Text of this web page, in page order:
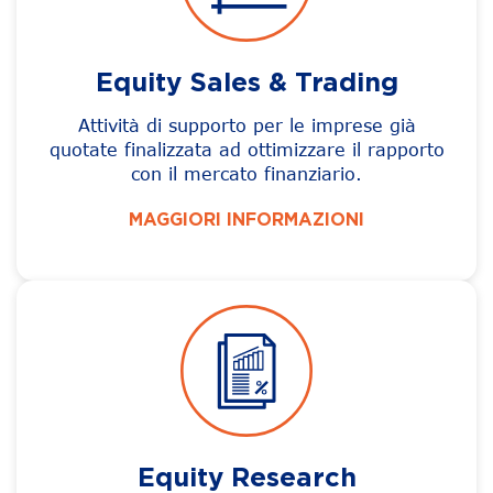
Equity Sales & Trading
Attività di supporto per le imprese già
quotate finalizzata ad ottimizzare il rapporto
con il mercato finanziario.
MAGGIORI INFORMAZIONI
Equity Research